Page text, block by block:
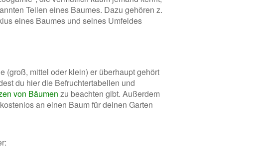
Teilen eines Baumes. Dazu gehören z.
eines Baumes und seines Umfeldes
(groß, mittel oder klein) er überhaupt gehört
du hier die Befruchtertabellen und
von Bäumen zu beachten gibt. Außerdem
an einen Baum für deinen Garten